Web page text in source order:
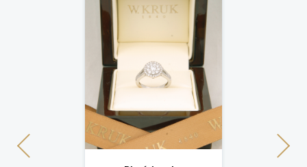
Previous Next